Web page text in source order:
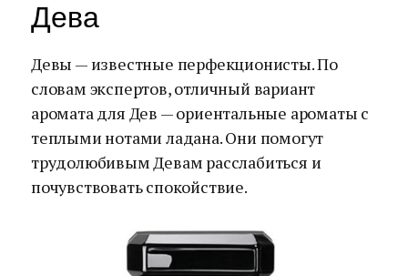
Дева
Девы — известные перфекционисты. По
словам экспертов, отличный вариант
аромата для Дев — ориентальные ароматы с
теплыми нотами ладана. Они помогут
трудолюбивым Девам расслабиться и
почувствовать спокойствие.